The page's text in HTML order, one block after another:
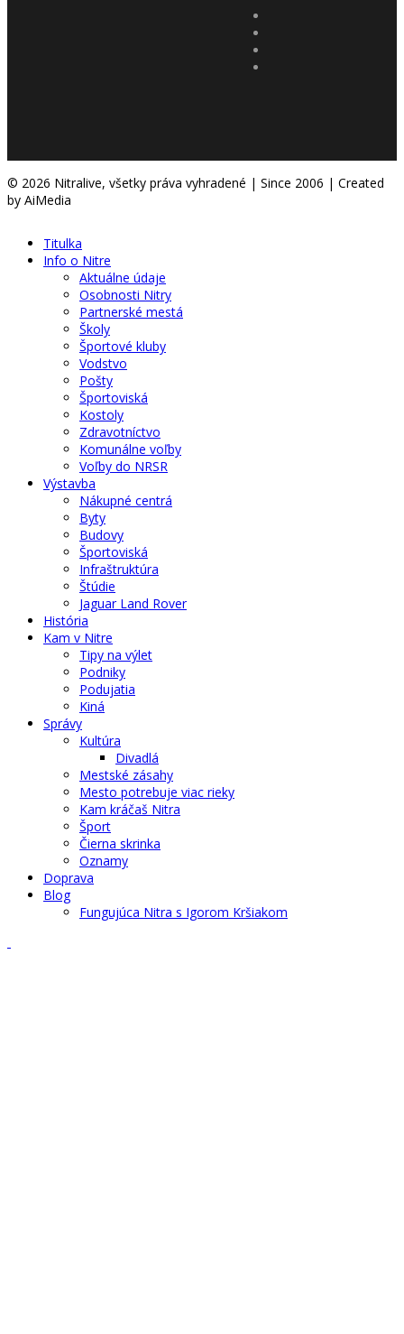
© 2026 Nitralive, všetky práva vyhradené | Since 2006 | Created
by AiMedia
Titulka
Info o Nitre
Aktuálne údaje
Osobnosti Nitry
Partnerské mestá
Školy
Športové kluby
Vodstvo
Pošty
Športoviská
Kostoly
Zdravotníctvo
Komunálne voľby
Voľby do NRSR
Výstavba
Nákupné centrá
Byty
Budovy
Športoviská
Infraštruktúra
Štúdie
Jaguar Land Rover
História
Kam v Nitre
Tipy na výlet
Podniky
Podujatia
Kiná
Správy
Kultúra
Divadlá
Mestské zásahy
Mesto potrebuje viac rieky
Kam kráčaš Nitra
Šport
Čierna skrinka
Oznamy
Doprava
Blog
Fungujúca Nitra s Igorom Kršiakom